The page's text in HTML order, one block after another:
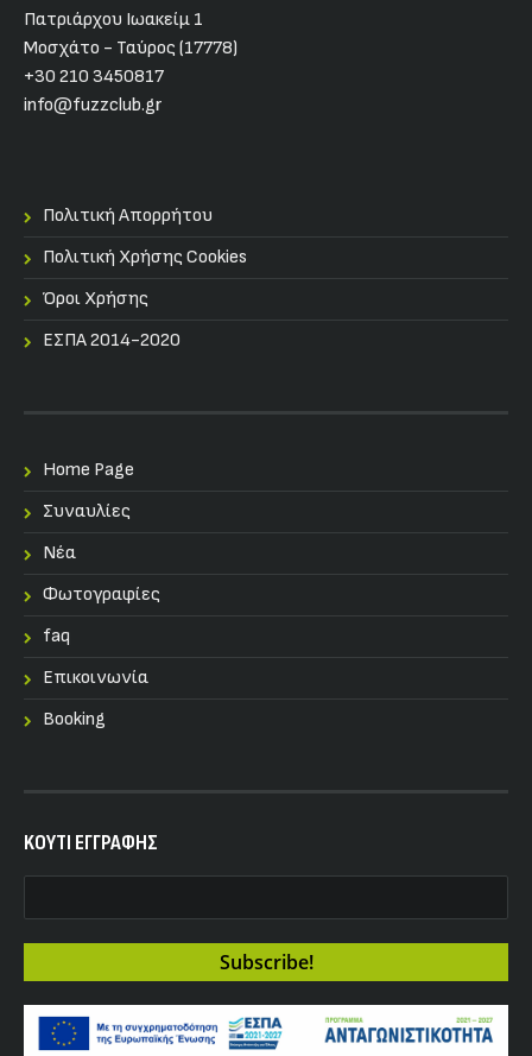
Πατριάρχου Ιωακείμ 1
Μοσχάτο - Ταύρος (17778)
+30 210 3450817
info@fuzzclub.gr
Πολιτική Απορρήτου
Πολιτική Χρήσης Cookies
Όροι Χρήσης
ΕΣΠΑ 2014-2020
Home Page
Συναυλίες
Nέα
Φωτογραφίες
faq
Επικοινωνία
Booking
KOYTI ΕΓΓΡΑΦΗΣ